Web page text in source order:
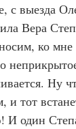
выезда
Вера
ко мне
Ну
тот
И один